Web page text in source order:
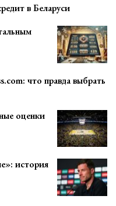
в Беларуси
что правда выбрать
оценки
история